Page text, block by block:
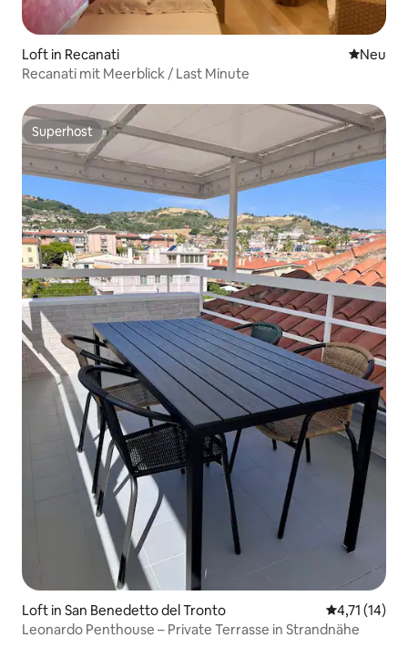
Loft in Recanati Neue
Neu
Recanati mit Meerblick / Last Minute
Superhost
Superhost
Loft in San Benedetto del Tronto
4,71 (14)
Leonardo Penthouse – Private Terrasse in Strandnähe